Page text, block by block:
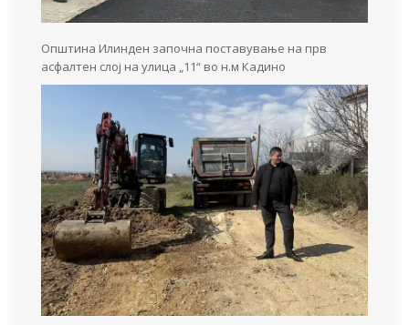
Општина Илинден започна поставување на прв
асфалтен слој на улица „11“ во н.м Кадино